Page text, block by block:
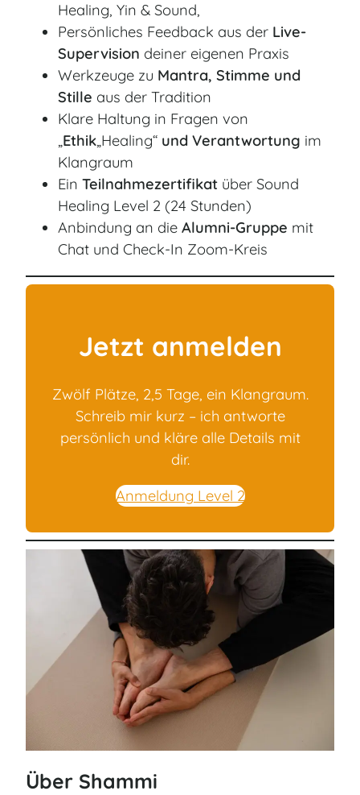
Healing, Yin & Sound,
Persönliches Feedback aus der Live-
Supervision deiner eigenen Praxis
Werkzeuge zu Mantra, Stimme und
Stille aus der Tradition
Klare Haltung in Fragen von
„Ethik„Healing“ und Verantwortung im
Klangraum
Ein Teilnahmezertifikat über Sound
Healing Level 2 (24 Stunden)
Anbindung an die Alumni-Gruppe mit
Chat und Check-In Zoom-Kreis
Jetzt anmelden
Zwölf Plätze, 2,5 Tage, ein Klangraum.
Schreib mir kurz – ich antworte
persönlich und kläre alle Details mit
dir.
Anmeldung Level 2
Über Shammi